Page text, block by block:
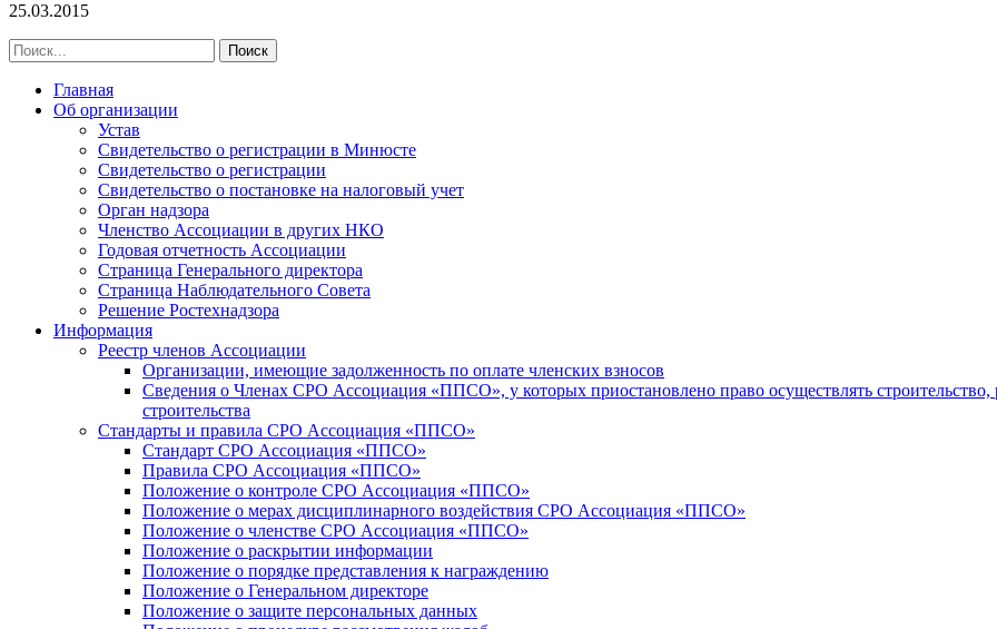
25.03.2015
Главная
Об организации
Устав
Свидетельство о регистрации в Минюсте
Свидетельство о регистрации
Свидетельство о постановке на налоговый учет
Орган надзора
Членство Ассоциации в других НКО
Годовая отчетность Ассоциации
Страница Генерального директора
Страница Наблюдательного Совета
Решение Ростехнадзора
Информация
Реестр членов Ассоциации
Организации, имеющие задолженность по оплате членских взносов
Сведения о Членах СРО Ассоциация «ППСО», у которых приостановлено право осуществлять
строительства
Стандарты и правила СРО Ассоциация «ППСО»
Стандарт СРО Ассоциация «ППСО»
Правила СРО Ассоциация «ППСО»
Положение о контроле СРО Ассоциация «ППСО»
Положение о мерах дисциплинарного воздействия СРО Ассоциация «ППСО»
Положение о членстве СРО Ассоциация «ППСО»
Положение о раскрытии информации
Положение о порядке представления к награждению
Положение о Генеральном директоре
Положение о защите персональных данных